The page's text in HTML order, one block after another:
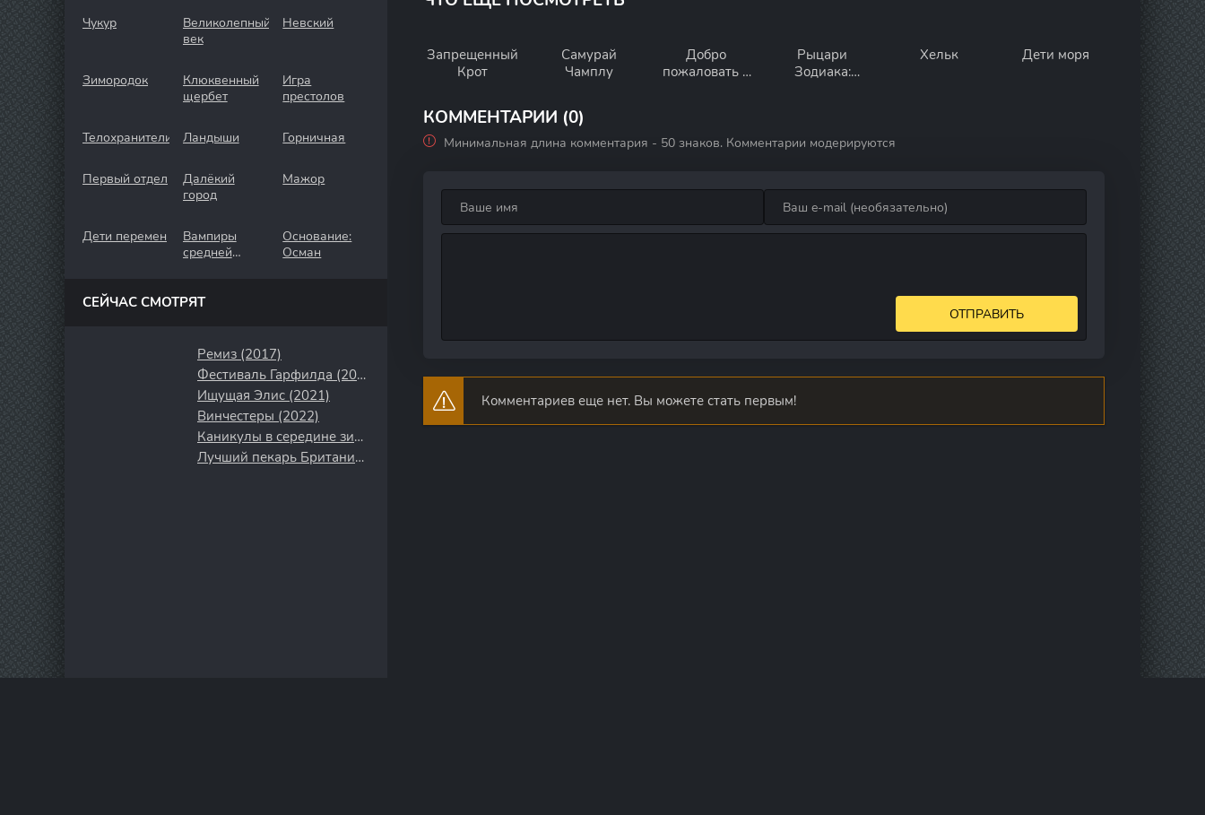
Запрещенный
Крот
Самурай
Чамплу
Добро
пожаловать в
Рыцари
Зодиака:
Хельк Дети моря
КОММЕНТАРИИ (0)
Минимальная длина комментария - 50 знаков. Комментарии модерируются
ОТПРАВИТЬ
Комментариев еще нет. Вы можете стать первым!
Чукур
Великолепный
век
Невский
Зимородок
Клюквенный
щербет
Игра
престолов
Телохранители Ландыши Горничная
Первый отдел
Далёкий
город
Мажор
Дети перемен
Вампиры
средней
Основание:
Осман
СЕЙЧАС СМОТРЯТ
Ремиз (2017)
Фестиваль Гарфилда (2008)
Ищущая Элис (2021)
Винчестеры (2022)
Каникулы в середине зимы (2026)
Лучший пекарь Британии (2010)